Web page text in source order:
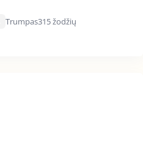
Trumpas315 žodžių